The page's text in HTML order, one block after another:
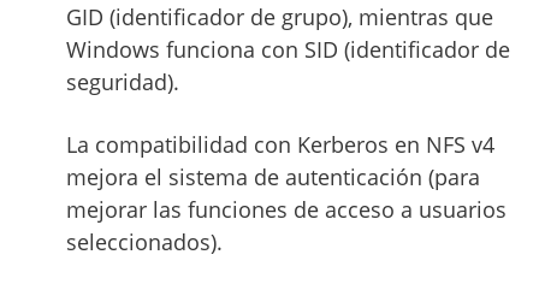
GID (identificador de grupo), mientras que
Windows funciona con SID (identificador de
seguridad).
La compatibilidad con Kerberos en NFS v4
mejora el sistema de autenticación (para
mejorar las funciones de acceso a usuarios
seleccionados).